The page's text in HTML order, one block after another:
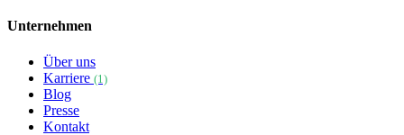
Unternehmen
Über uns
Karriere (1)
Blog
Presse
Kontakt